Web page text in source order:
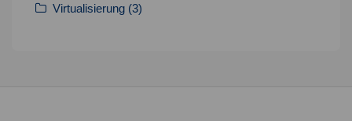
Virtualisierung (3)